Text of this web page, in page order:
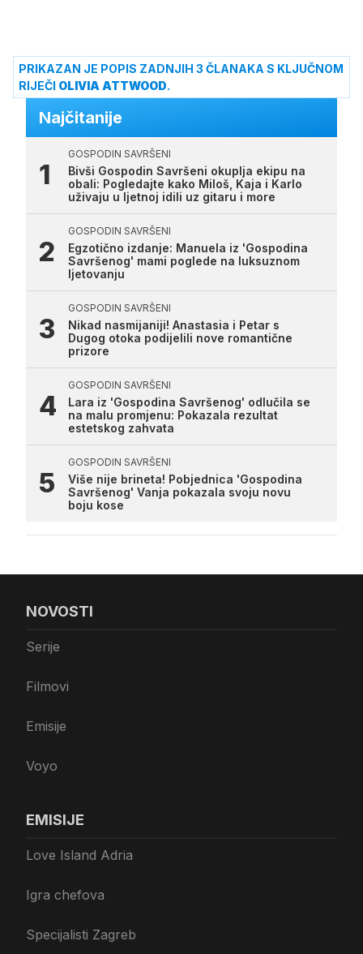
PRIKAZAN JE POPIS ZADNJIH 3 ČLANAKA S KLJUČNOM
RIJEČI OLIVIA ATTWOOD.
Najčitanije
GOSPODIN SAVRŠENI
Bivši Gospodin Savršeni okuplja ekipu na
obali: Pogledajte kako Miloš, Kaja i Karlo
uživaju u ljetnoj idili uz gitaru i more
GOSPODIN SAVRŠENI
Egzotično izdanje: Manuela iz 'Gospodina
Savršenog' mami poglede na luksuznom
ljetovanju
GOSPODIN SAVRŠENI
Nikad nasmijaniji! Anastasia i Petar s
Dugog otoka podijelili nove romantične
prizore
GOSPODIN SAVRŠENI
Lara iz 'Gospodina Savršenog' odlučila se
na malu promjenu: Pokazala rezultat
estetskog zahvata
GOSPODIN SAVRŠENI
Više nije brineta! Pobjednica 'Gospodina
Savršenog' Vanja pokazala svoju novu
boju kose
NOVOSTI
Serije
Filmovi
Emisije
Voyo
EMISIJE
Love Island Adria
Igra chefova
Specijalisti Zagreb